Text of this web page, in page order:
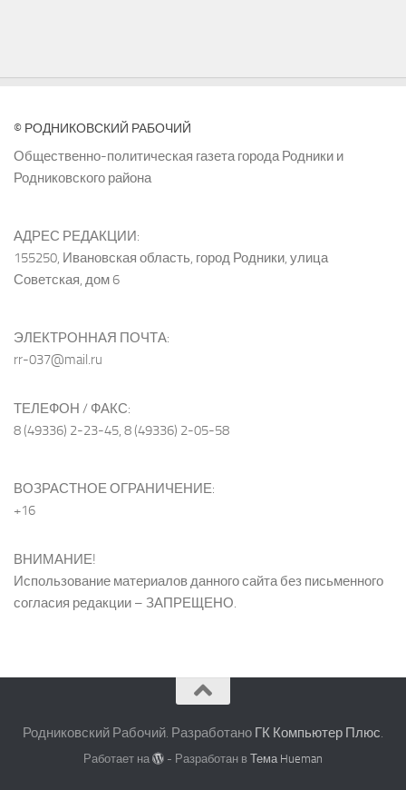
© РОДНИКОВСКИЙ РАБОЧИЙ
Общественно-политическая газета города Родники и
Родниковского района
АДРЕС РЕДАКЦИИ:
155250, Ивановская область, город Родники, улица
Советская, дом 6
ЭЛЕКТРОННАЯ ПОЧТА:
rr-037@mail.ru
ТЕЛЕФОН / ФАКС:
8 (49336) 2-23-45, 8 (49336) 2-05-58
ВОЗРАСТНОЕ ОГРАНИЧЕНИЕ:
+16
ВНИМАНИЕ!
Использование материалов данного сайта без письменного
согласия редакции – ЗАПРЕЩЕНО.
Родниковский Рабочий. Разработано ГК Компьютер Плюс.
Работает на - Разработан вТема Hueman